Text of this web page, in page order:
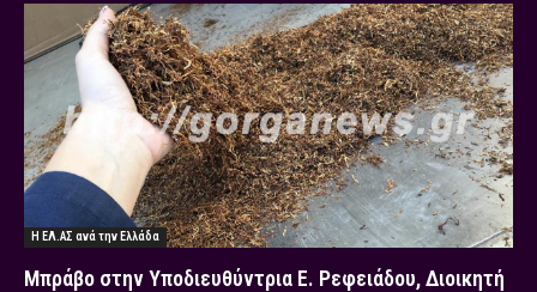
Η ΕΛ.ΑΣ ανά την Ελλάδα
Μπράβο στην Υποδιευθύντρια Ε. Ρεφειάδου, Διοικητή